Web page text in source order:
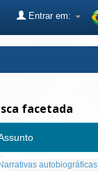
Entrar em:
facetada
autobiográficas